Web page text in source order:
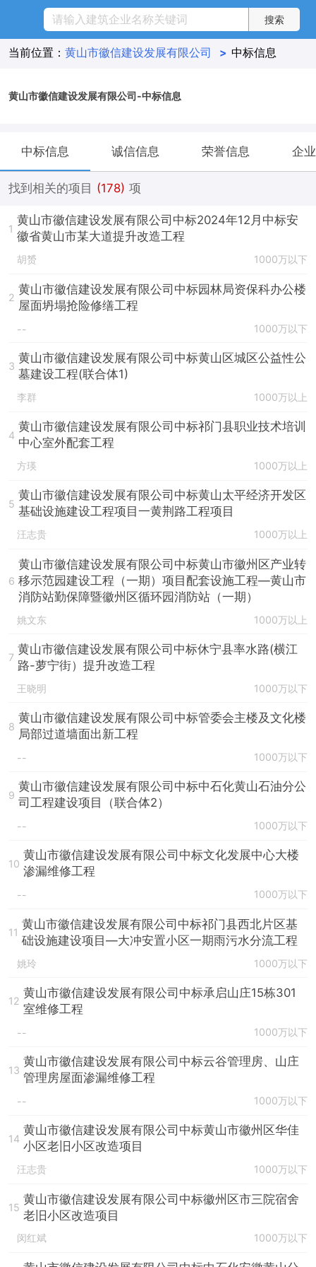
当前位置： 黄山市徽信建设发展有限公司 > 中标信息
黄山市徽信建设发展有限公司-中标信息
中标信息 诚信信息 荣誉信息 企
找到相关的项目 (178) 项
1
黄山市徽信建设发展有限公司中标2024年12月中标安
徽省黄山市某大道提升改造工程
胡赟 1000万以下
2
黄山市徽信建设发展有限公司中标园林局资保科办公楼
屋面坍塌抢险修缮工程
-- 1000万以下
3
黄山市徽信建设发展有限公司中标黄山区城区公益性公
墓建设工程(联合体1)
李群 1000万以上
4
黄山市徽信建设发展有限公司中标祁门县职业技术培训
中心室外配套工程
方瑛 1000万以上
5
黄山市徽信建设发展有限公司中标黄山太平经济开发区
基础设施建设工程项目一黄荆路工程项目
汪志贵 1000万以上
6
黄山市徽信建设发展有限公司中标黄山市徽州区产业转
移示范园建设工程（一期）项目配套设施工程—黄山市
消防站勤保障暨徽州区循环园消防站（一期）
姚文东 1000万以上
7
黄山市徽信建设发展有限公司中标休宁县率水路(横江
路-萝宁街）提升改造工程
王晓明 1000万以下
8
黄山市徽信建设发展有限公司中标管委会主楼及文化楼
局部过道墙面出新工程
-- 1000万以下
9
黄山市徽信建设发展有限公司中标中石化黄山石油分公
司工程建设项目（联合体2）
-- 1000万以下
10
黄山市徽信建设发展有限公司中标文化发展中心大楼
渗漏维修工程
-- 1000万以下
11
黄山市徽信建设发展有限公司中标祁门县西北片区基
础设施建设项目—大冲安置小区一期雨污水分流工程
姚玲 1000万以下
12
黄山市徽信建设发展有限公司中标承启山庄15栋301
室维修工程
-- 1000万以下
13
黄山市徽信建设发展有限公司中标云谷管理房、山庄
管理房屋面渗漏维修工程
-- 1000万以下
14
黄山市徽信建设发展有限公司中标黄山市徽州区华佳
小区老旧小区改造项目
汪志贵 1000万以下
15
黄山市徽信建设发展有限公司中标徽州区市三院宿舍
老旧小区改造项目
闵红斌 1000万以下